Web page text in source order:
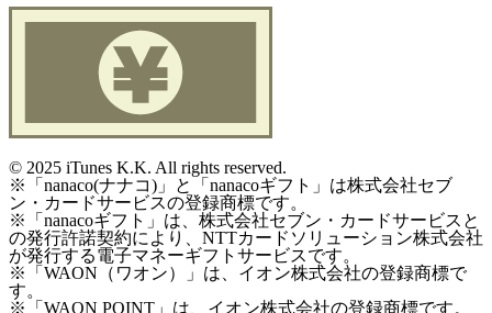
© 2025 iTunes K.K. All rights reserved.
※「nanaco(ナナコ)」と「nanacoギフト」は株式会社セブ
ン・カードサービスの登録商標です。
※「nanacoギフト」は、株式会社セブン・カードサービスと
の発行許諾契約により、NTTカードソリューション株式会社
が発行する電子マネーギフトサービスです。
※「WAON（ワオン）」は、イオン株式会社の登録商標で
す。
※「WAON POINT」は、イオン株式会社の登録商標です。